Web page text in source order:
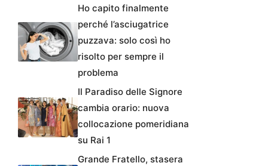
Ho capito finalmente
perché l’asciugatrice
puzzava: solo così ho
risolto per sempre il
problema
Il Paradiso delle Signore
cambia orario: nuova
collocazione pomeridiana
su Rai 1
Grande Fratello, stasera